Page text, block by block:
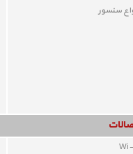
سنسور